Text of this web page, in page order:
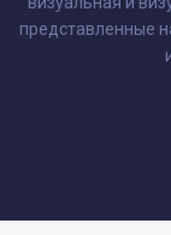
представленные